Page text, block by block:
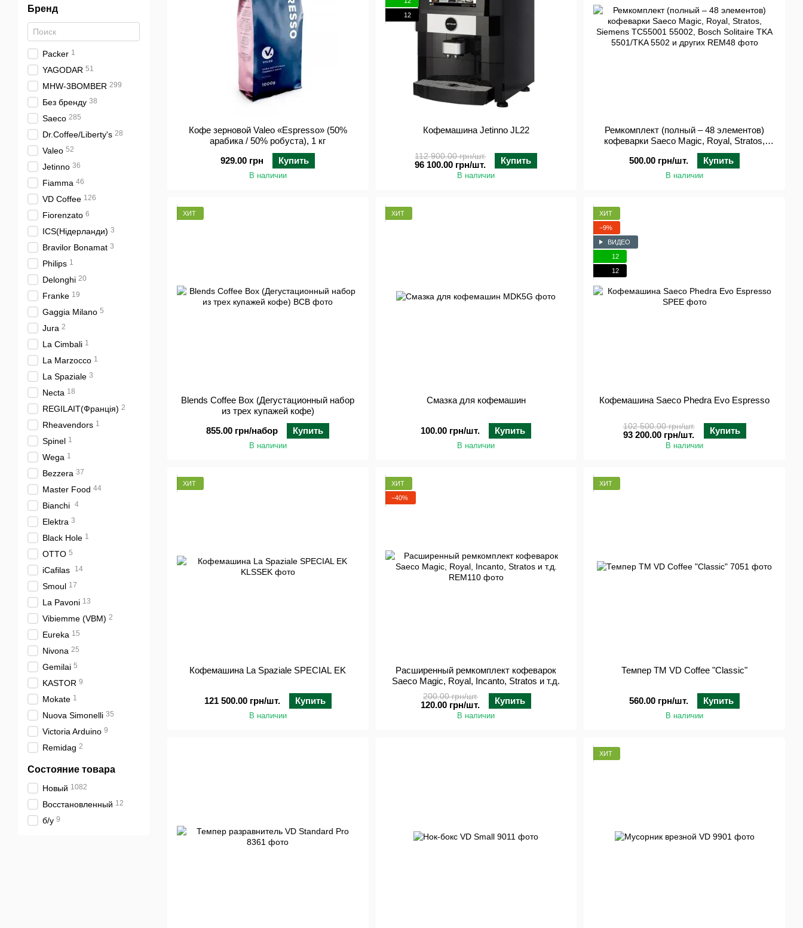
Кофе зерновой Valeo «Espresso» (50%
арабика / 50% робуста), 1 кг
929.00 грн
Купить
В наличии
12
Кофемашина Jetinno JL22
112 900.00 грн/шт.
96 100.00 грн/шт. Купить
В наличии
Ремкомплект (полный – 48 элементов)
кофеварки Saeco Magic, Royal, Stratos,
Siemens TC55001 55002, Bosch Solitaire
TKA 5501/TKA 5502 и других
500.00 грн/шт. Купить
В наличии
ХИТ
Blends Coffee Box (Дегустационный набор
из трех купажей кофе)
855.00 грн/набор
Купить
В наличии
ХИТ
Смазка для кофемашин
100.00 грн/шт. Купить
В наличии
ХИТ
−9%
ВИДЕО
12
12
Кофемашина Saeco Phedra Evo Espresso
102 500.00 грн/шт.
93 200.00 грн/шт. Купить
В наличии
ХИТ
Кофемашина La Spaziale SPECIAL EK
121 500.00 грн/шт. Купить
В наличии
ХИТ
−40%
Расширенный ремкомплект кофеварок
Saeco Magic, Royal, Incanto, Stratos и т.д.
200.00 грн/шт.
120.00 грн/шт. Купить
В наличии
ХИТ
Темпер ТМ VD Coffee "Classic"
560.00 грн/шт. Купить
В наличии
ХИТ
Бренд
Packer 1
YAGODAR 51
MHW-3BOMBER 299
Без бренду 38
Saeco 285
Dr.Coffee/Liberty's 28
Valeo 52
Jetinno 36
Fiamma 46
VD Coffee 126
Fiorenzato 6
ICS(Нідерланди) 3
Bravilor Bonamat 3
Philips 1
Delonghi 20
Franke 19
Gaggia Milano 5
Jura 2
La Cimbali 1
La Marzocco 1
La Spaziale 3
Necta 18
REGILAIT(Франція) 2
Rheavendors 1
Spinel 1
Wega 1
Bezzera 37
Master Food 44
Bianchi 4
Elektra 3
Black Hole 1
OTTO 5
iCafilas 14
Smoul 17
La Pavoni 13
Vibiemme (VBM) 2
Eureka 15
Nivona 25
Gemilai 5
KASTOR 9
Mokate 1
Nuova Simonelli 35
Victoria Arduino 9
Remidag 2
Состояние товара
Новый 1082
Восстановленный 12
б/у 9